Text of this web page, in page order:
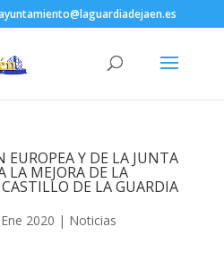
Y DE LA JUNTA
LA MEJORA DE LA
DE LA GUARDIA
2020 | Noticias